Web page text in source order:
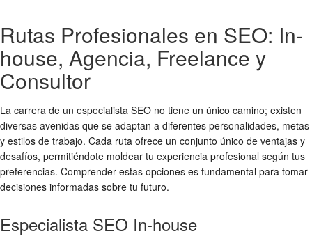
Rutas Profesionales en SEO: In-
house, Agencia, Freelance y
Consultor
La carrera de un especialista SEO no tiene un único camino; existen
diversas avenidas que se adaptan a diferentes personalidades, metas
y estilos de trabajo. Cada ruta ofrece un conjunto único de ventajas y
desafíos, permitiéndote moldear tu experiencia profesional según tus
preferencias. Comprender estas opciones es fundamental para tomar
decisiones informadas sobre tu futuro.
Especialista SEO In-house